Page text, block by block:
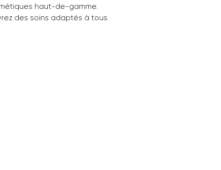
haut-de-gamme.
des soins adaptés à tous